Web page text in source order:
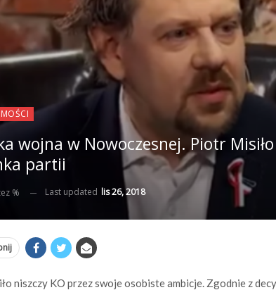
wojna w Nowoczesnej. Piotr
partii
% Last updated lis 26, 2018
niszczy KO przez swoje osobiste ambicje. Zgodnie z